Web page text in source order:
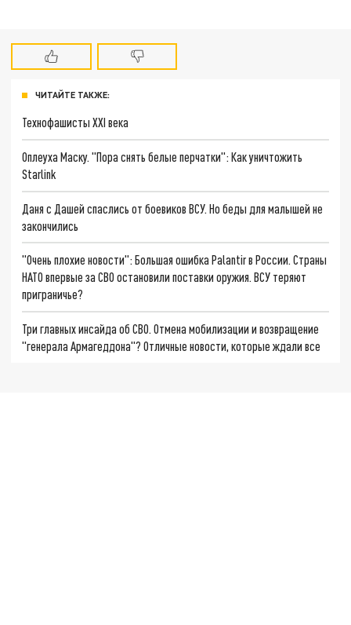
ЧИТАЙТЕ ТАКЖЕ:
Технофашисты XXI века
Оплеуха Маску. "Пора снять белые перчатки": Как уничтожить
Starlink
Даня с Дашей спаслись от боевиков ВСУ. Но беды для малышей не
закончились
"Очень плохие новости": Большая ошибка Palantir в России. Страны
НАТО впервые за СВО остановили поставки оружия. ВСУ теряют
приграничье?
Три главных инсайда об СВО. Отмена мобилизации и возвращение
"генерала Армагеддона"? Отличные новости, которые ждали все